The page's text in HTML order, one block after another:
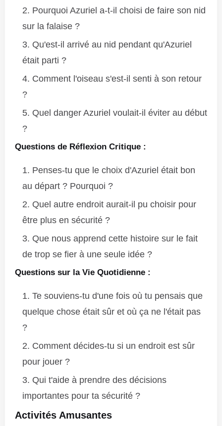
Pourquoi Azuriel a-t-il choisi de faire son nid
sur la falaise ?
Qu'est-il arrivé au nid pendant qu'Azuriel
était parti ?
Comment l'oiseau s'est-il senti à son retour
?
Quel danger Azuriel voulait-il éviter au début
?
Questions de Réflexion Critique :
Penses-tu que le choix d'Azuriel était bon
au départ ? Pourquoi ?
Quel autre endroit aurait-il pu choisir pour
être plus en sécurité ?
Que nous apprend cette histoire sur le fait
de trop se fier à une seule idée ?
Questions sur la Vie Quotidienne :
Te souviens-tu d'une fois où tu pensais que
quelque chose était sûr et où ça ne l'était pas
?
Comment décides-tu si un endroit est sûr
pour jouer ?
Qui t'aide à prendre des décisions
importantes pour ta sécurité ?
Activités Amusantes